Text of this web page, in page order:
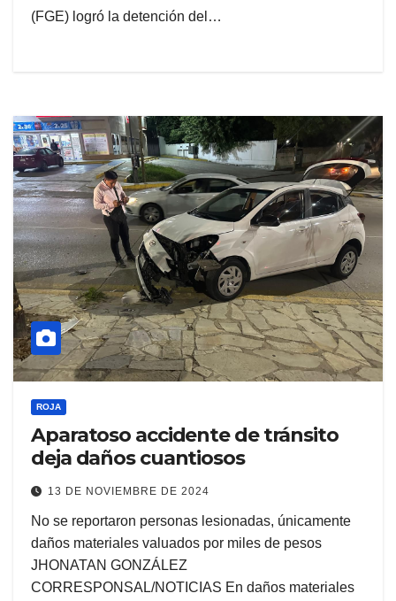
(FGE) logró la detención del…
ROJA
Aparatoso accidente de tránsito
deja daños cuantiosos
13 DE NOVIEMBRE DE 2024
No se reportaron personas lesionadas, únicamente
daños materiales valuados por miles de pesos
JHONATAN GONZÁLEZ
CORRESPONSAL/NOTICIAS En daños materiales